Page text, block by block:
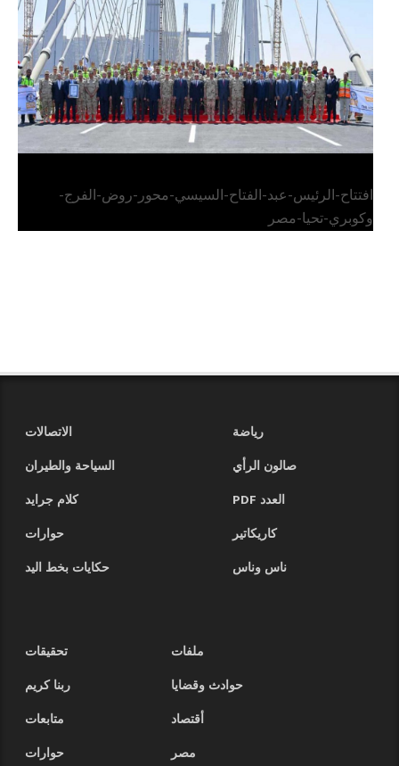
وكوبري تحيا مصر
افتتاح-الرئيس-عبد-الفتاح-السيسي-محور-روض-الفرج-
وكوبري-تحيا-مصر
رياضة
الاتصالات
صالون الرأي
السياحة والطيران
العدد PDF
كلام جرايد
كاريكاتير
حوارات
ناس وناس
حكايات بخط اليد
ملفات
تحقيقات
حوادث وقضايا
ربنا كريم
أقتصاد
متابعات
مصر
حوارات